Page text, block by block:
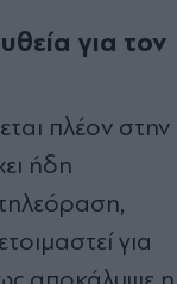
για τον
πλέον στην
ήδη
για